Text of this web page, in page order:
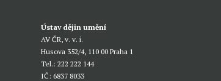
Ústav dějin umění
AV ČR, v. v. i.
Husova 352/4, 110 00 Praha 1
Tel.: 222 222 144
IČ: 6837 8033